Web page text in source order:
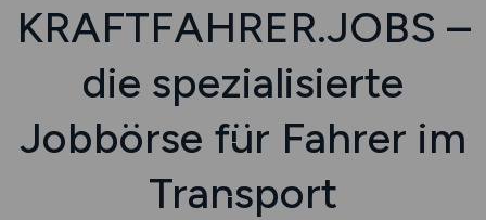
KRAFTFAHRER.JOBS –
die spezialisierte
Jobbörse für Fahrer im
Transport